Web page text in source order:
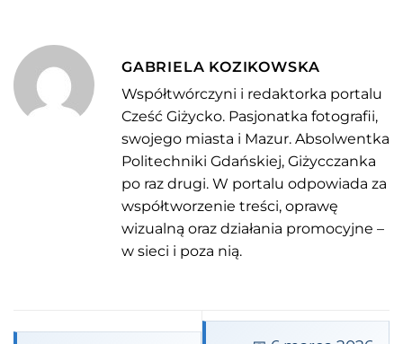
GABRIELA KOZIKOWSKA
Współtwórczyni i redaktorka portalu
Cześć Giżycko. Pasjonatka fotografii,
swojego miasta i Mazur. Absolwentka
Politechniki Gdańskiej, Giżycczanka
po raz drugi. W portalu odpowiada za
współtworzenie treści, oprawę
wizualną oraz działania promocyjne –
w sieci i poza nią.